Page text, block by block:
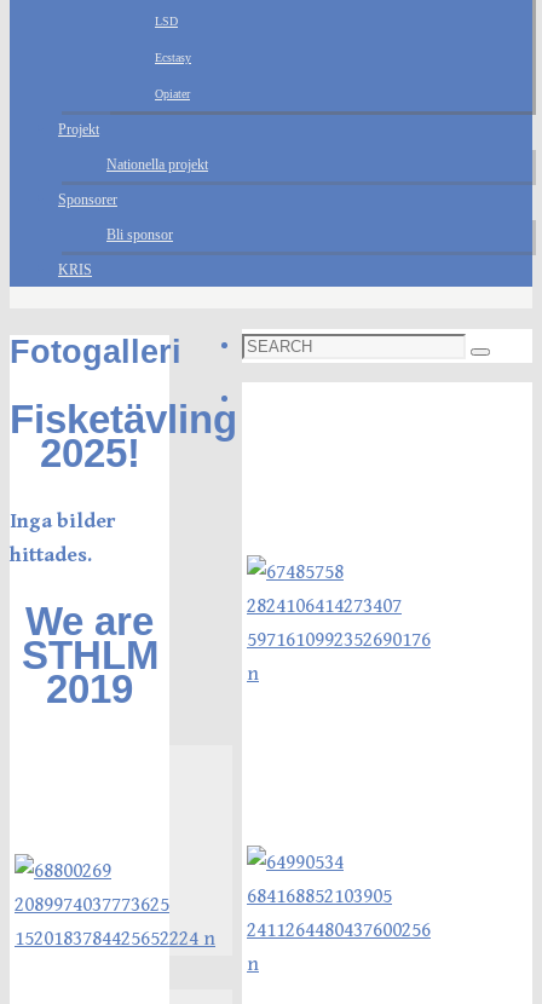
LSD
Ecstasy
Opiater
Projekt
Nationella projekt
Sponsorer
Bli sponsor
KRIS
Fotogalleri
Fisketävling
2025!
Inga bilder
hittades.
We are
STHLM
2019
Search
for:
Search